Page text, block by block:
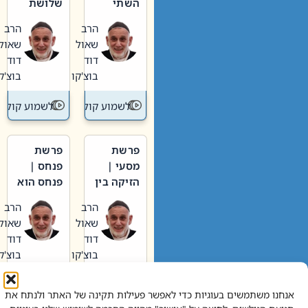
אנחנו משתמשים בעוגיות כדי לאפשר פעילות תקינה של האתר ולנתח את
וערב של
חיינו
הרב
שאול
דוד
בוצ'קו
לשמוע קול תורה – מדרש
האבות
הרב
שאול
דוד
בוצ'קו
לשמוע קול
פרשת
מסעי |
הזיקה בין
הגדול לעם הרב
שאול
דוד
בוצ'קו
לשמוע קול תורה – מדרש
פרשת
פנחס |
פנחס הוא
אליהו: בין
קנאות
הורסת
לקנאות
בונה
הרב
שאול
דוד
בוצ'קו
לשמוע קול